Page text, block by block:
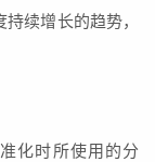
续增长的趋势，
化时所使用的分